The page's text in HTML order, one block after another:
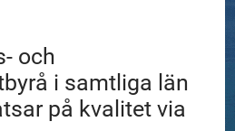
och
i samtliga län
på kvalitet via